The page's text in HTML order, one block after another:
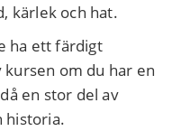
kärlek och hat.
ha ett färdigt
om du har en
en stor del av
historia.